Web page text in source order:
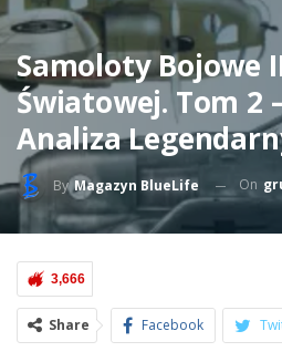
Samoloty Bojowe
Światowej. Tom 2
Analiza
ByMagazyn BlueLife On
3,666
Share Facebook